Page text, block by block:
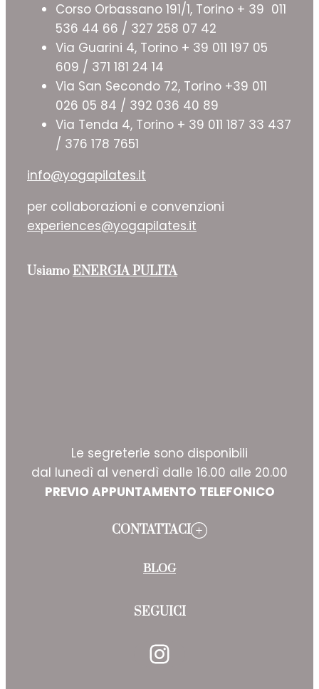
Corso Orbassano 191/1, Torino + 39 011
536 44 66 / 327 258 07 42
Via Guarini 4, Torino + 39 011 197 05
609 / 371 181 24 14
Via San Secondo 72, Torino +39 011
026 05 84 / 392 036 40 89
Via Tenda 4, Torino + 39 011 187 33 437
/ 376 178 7651
info@yogapilates.it
per collaborazioni e convenzioni
experiences@yogapilates.it
UsiamoENERGIA PULITA
Le segreterie sono disponibili
dal lunedì al venerdì dalle 16.00 alle 20.00
PREVIO APPUNTAMENTO TELEFONICO
CONTATTACI
BLOG
SEGUICI
Instagram